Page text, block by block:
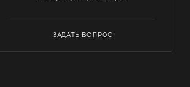
ЗАДАТЬ ВОПРОС